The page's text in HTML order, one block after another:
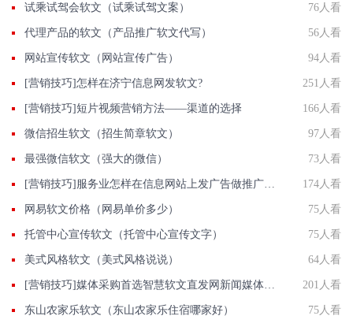
试乘试驾会软文（试乘试驾文案） 76人看
代理产品的软文（产品推广软文代写） 56人看
网站宣传软文（网站宣传广告） 94人看
[营销技巧]怎样在济宁信息网发软文? 251人看
[营销技巧]短片视频营销方法——渠道的选择 166人看
微信招生软文（招生简章软文） 97人看
最强微信软文（强大的微信） 73人看
174人看
网易软文价格（网易单价多少） 75人看
托管中心宣传软文（托管中心宣传文字） 75人看
美式风格软文（美式风格说说） 64人看
201人看
东山农家乐软文（东山农家乐住宿哪家好） 75人看